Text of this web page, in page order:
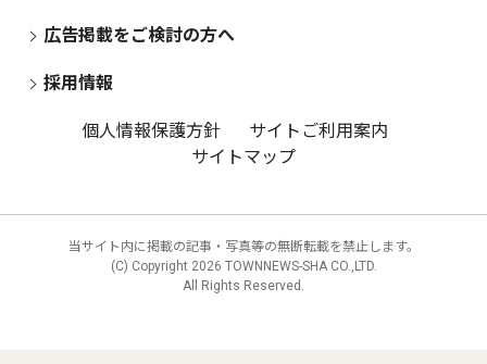
広告掲載をご検討の方へ
採用情報
個人情報保護方針
サイトご利用案内
サイトマップ
当サイト内に掲載の記事・写真等の無断転載を禁止します。
(C) Copyright 2026 TOWNNEWS-SHA CO.,LTD.
All Rights Reserved.